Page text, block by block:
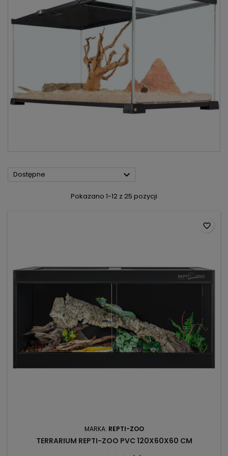
Dostępne 
Pokazano 1-12 z 25 pozycji
MARKA: REPTI-ZOO
TERRARIUM REPTI-ZOO PVC 120X60X60 CM
favorite_border